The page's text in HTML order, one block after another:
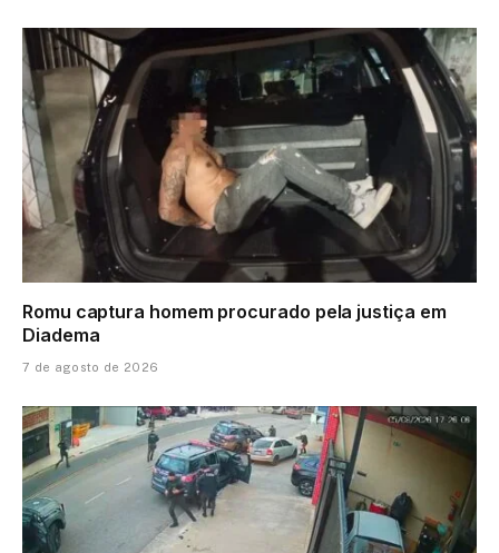
Romu captura homem procurado pela justiça em
Diadema
7 de agosto de 2026